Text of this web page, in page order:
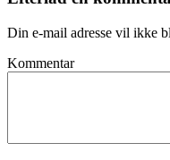
Din e-mail adresse vil ikke
Kommentar